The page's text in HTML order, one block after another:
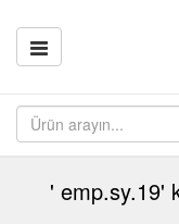
' emp.sy.19'